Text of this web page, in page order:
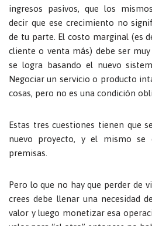
ingresos pasivos, que los
decir que ese crecimiento no
de tu parte. El costo marginal (es
cliente o venta más) debe ser
se logra basando el nuevo
Negociar un servicio o producto
cosas, pero no es una condición
Estas tres cuestiones tienen que
nuevo proyecto, y el mismo se
premisas.
Pero lo que no hay que perder de
crees debe llenar una necesidad
valor y luego monetizar esa